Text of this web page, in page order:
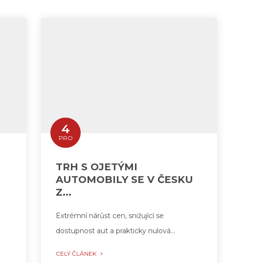
4
PRO
TRH S OJETÝMI
AUTOMOBILY SE V ČESKU
Z...
Extrémní nárůst cen, snižující se
dostupnost aut a prakticky nulová…
CELÝ ČLÁNEK